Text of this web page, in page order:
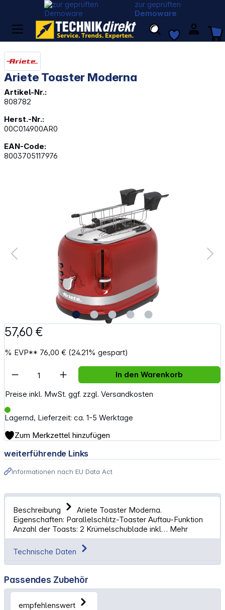
zur geprüften
Demoware
Ariete Toaster Moderna
Artikel-Nr.:
808782
Herst.-Nr.:
00C014900AR0
EAN-Code:
8003705117976
57,60 €
% EVP** 76,00 € (24.21% gespart)
Preise inkl. MwSt. ggf. zzgl. Versandkosten
Lagernd, Lieferzeit: ca. 1-5 Werktage
Artikel Anzahl: Gib den gewünschten
In den Warenkorb
Zum Merkzettel hinzufügen
weiterführende Links
Informationen nach EU Data Act
Beschreibung
Ariete Toaster Moderna.
Eigenschaften: Parallelschlitz-Toaster Auftau-Funktion
Anzahl der Toasts: 2 Krümelschublade inkl… Mehr
Technische Daten
Passendes Zubehör
empfehlenswert